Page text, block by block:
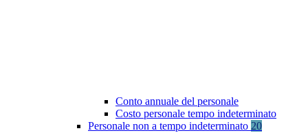
Conto annuale del personale
Costo personale tempo indeterminato
Personale non a tempo indeterminato 20